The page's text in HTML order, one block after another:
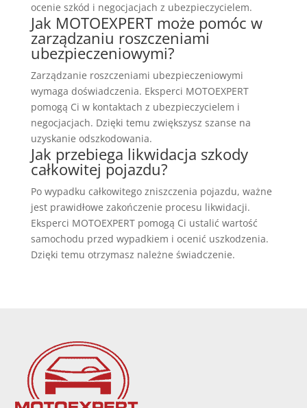
ocenie szkód i negocjacjach z ubezpieczycielem.
Jak MOTOEXPERT może pomóc w
zarządzaniu roszczeniami
ubezpieczeniowymi?
Zarządzanie roszczeniami ubezpieczeniowymi
wymaga doświadczenia. Eksperci MOTOEXPERT
pomogą Ci w kontaktach z ubezpieczycielem i
negocjacjach. Dzięki temu zwiększysz szanse na
uzyskanie odszkodowania.
Jak przebiega likwidacja szkody
całkowitej pojazdu?
Po wypadku całkowitego zniszczenia pojazdu, ważne
jest prawidłowe zakończenie procesu likwidacji.
Eksperci MOTOEXPERT pomogą Ci ustalić wartość
samochodu przed wypadkiem i ocenić uszkodzenia.
Dzięki temu otrzymasz należne świadczenie.